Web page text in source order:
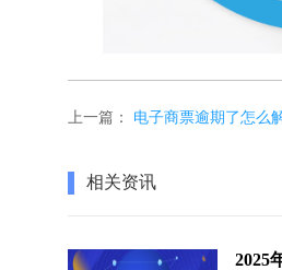
上一篇： 电子商票逾期了怎么
相关资讯
2025